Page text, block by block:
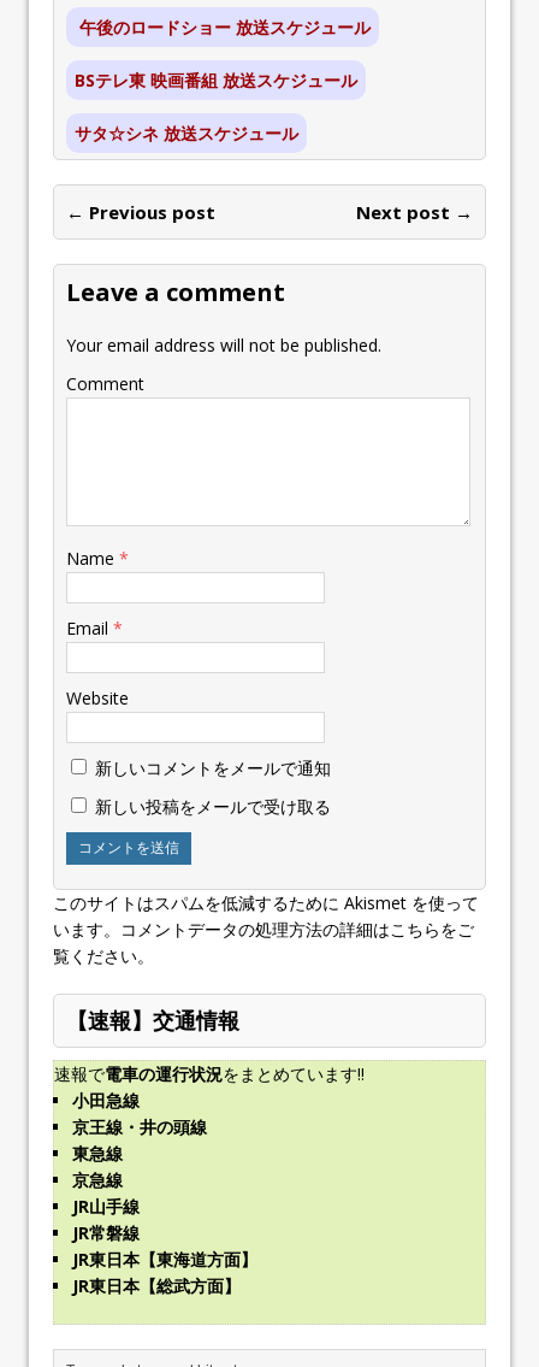
午後のロードショー 放送スケジュール
BSテレ東 映画番組 放送スケジュール
サタ☆シネ 放送スケジュール
← Previous post Next post →
Leave a comment
Your email address will not be published.
Comment
Name *
Email *
Website
新しいコメントをメールで通知
新しい投稿をメールで受け取る
このサイトはスパムを低減するために Akismet を使って
います。
コメントデータの処理方法の詳細はこちらをご
覧ください。
【速報】交通情報
速報で電車の運行状況をまとめています!!
小田急線
京王線・井の頭線
東急線
京急線
JR山手線
JR常磐線
JR東日本【東海道方面】
JR東日本【総武方面】